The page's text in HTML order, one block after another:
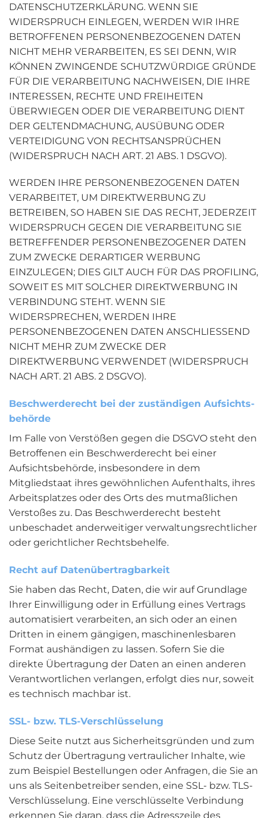
DATENSCHUTZERKLÄRUNG. WENN SIE
WIDERSPRUCH EINLEGEN, WERDEN WIR IHRE
BETROFFENEN PERSONENBEZOGENEN DATEN
NICHT MEHR VERARBEITEN, ES SEI DENN, WIR
KÖNNEN ZWINGENDE SCHUTZWÜRDIGE GRÜNDE
FÜR DIE VERARBEITUNG NACHWEISEN, DIE IHRE
INTERESSEN, RECHTE UND FREIHEITEN
ÜBERWIEGEN ODER DIE VERARBEITUNG DIENT
DER GELTENDMACHUNG, AUSÜBUNG ODER
VERTEIDIGUNG VON RECHTSANSPRÜCHEN
(WIDERSPRUCH NACH ART. 21 ABS. 1 DSGVO).
WERDEN IHRE PERSONENBEZOGENEN DATEN
VERARBEITET, UM DIREKTWERBUNG ZU
BETREIBEN, SO HABEN SIE DAS RECHT, JEDERZEIT
WIDERSPRUCH GEGEN DIE VERARBEITUNG SIE
BETREFFENDER PERSONENBEZOGENER DATEN
ZUM ZWECKE DERARTIGER WERBUNG
EINZULEGEN; DIES GILT AUCH FÜR DAS PROFILING,
SOWEIT ES MIT SOLCHER DIREKTWERBUNG IN
VERBINDUNG STEHT. WENN SIE
WIDERSPRECHEN, WERDEN IHRE
PERSONENBEZOGENEN DATEN ANSCHLIESSEND
NICHT MEHR ZUM ZWECKE DER
DIREKTWERBUNG VERWENDET (WIDERSPRUCH
NACH ART. 21 ABS. 2 DSGVO).
Beschwerde­recht bei der zuständigen Aufsichts­
behörde
Im Falle von Verstößen gegen die DSGVO steht den
Betroffenen ein Beschwerderecht bei einer
Aufsichtsbehörde, insbesondere in dem
Mitgliedstaat ihres gewöhnlichen Aufenthalts, ihres
Arbeitsplatzes oder des Orts des mutmaßlichen
Verstoßes zu. Das Beschwerderecht besteht
unbeschadet anderweitiger verwaltungsrechtlicher
oder gerichtlicher Rechtsbehelfe.
Recht auf Daten­übertrag­barkeit
Sie haben das Recht, Daten, die wir auf Grundlage
Ihrer Einwilligung oder in Erfüllung eines Vertrags
automatisiert verarbeiten, an sich oder an einen
Dritten in einem gängigen, maschinenlesbaren
Format aushändigen zu lassen. Sofern Sie die
direkte Übertragung der Daten an einen anderen
Verantwortlichen verlangen, erfolgt dies nur, soweit
es technisch machbar ist.
SSL- bzw. TLS-Verschlüsselung
Diese Seite nutzt aus Sicherheitsgründen und zum
Schutz der Übertragung vertraulicher Inhalte, wie
zum Beispiel Bestellungen oder Anfragen, die Sie an
uns als Seitenbetreiber senden, eine SSL- bzw. TLS-
Verschlüsselung. Eine verschlüsselte Verbindung
erkennen Sie daran, dass die Adresszeile des